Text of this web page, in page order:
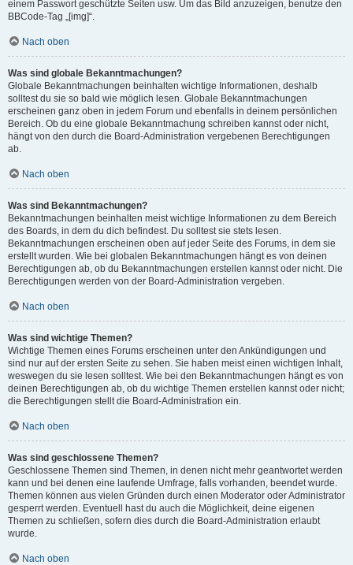
einem Passwort geschützte Seiten usw. Um das Bild anzuzeigen, benutze den
BBCode-Tag „[img]“.
Nach oben
Was sind globale Bekanntmachungen?
Globale Bekanntmachungen beinhalten wichtige Informationen, deshalb
solltest du sie so bald wie möglich lesen. Globale Bekanntmachungen
erscheinen ganz oben in jedem Forum und ebenfalls in deinem persönlichen
Bereich. Ob du eine globale Bekanntmachung schreiben kannst oder nicht,
hängt von den durch die Board-Administration vergebenen Berechtigungen
ab.
Nach oben
Was sind Bekanntmachungen?
Bekanntmachungen beinhalten meist wichtige Informationen zu dem Bereich
des Boards, in dem du dich befindest. Du solltest sie stets lesen.
Bekanntmachungen erscheinen oben auf jeder Seite des Forums, in dem sie
erstellt wurden. Wie bei globalen Bekanntmachungen hängt es von deinen
Berechtigungen ab, ob du Bekanntmachungen erstellen kannst oder nicht. Die
Berechtigungen werden von der Board-Administration vergeben.
Nach oben
Was sind wichtige Themen?
Wichtige Themen eines Forums erscheinen unter den Ankündigungen und
sind nur auf der ersten Seite zu sehen. Sie haben meist einen wichtigen Inhalt,
weswegen du sie lesen solltest. Wie bei den Bekanntmachungen hängt es von
deinen Berechtigungen ab, ob du wichtige Themen erstellen kannst oder nicht;
die Berechtigungen stellt die Board-Administration ein.
Nach oben
Was sind geschlossene Themen?
Geschlossene Themen sind Themen, in denen nicht mehr geantwortet werden
kann und bei denen eine laufende Umfrage, falls vorhanden, beendet wurde.
Themen können aus vielen Gründen durch einen Moderator oder Administrator
gesperrt werden. Eventuell hast du auch die Möglichkeit, deine eigenen
Themen zu schließen, sofern dies durch die Board-Administration erlaubt
wurde.
Nach oben